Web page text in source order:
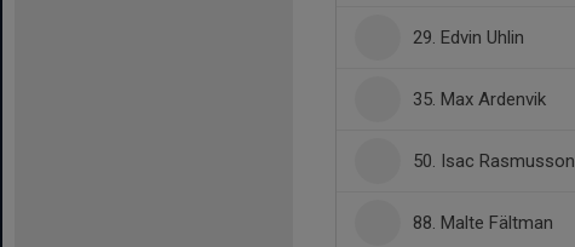
29. Edvin Uhlin
35. Max Ardenvik
50. Isac Rasmusson
88. Malte Fältman